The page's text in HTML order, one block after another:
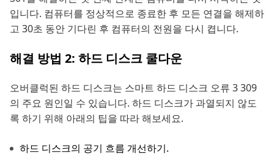
입니다. 컴퓨터를 정상적으로 종료한 후 모든 연결을 해제하
고 30초 동안 기다린 후 컴퓨터의 전원을 다시 켭니다.
해결 방법 2: 하드 디스크 쿨다운
오버클럭된 하드 디스크는 스마트 하드 디스크 오류 3 309
의 주요 원인일 수 있습니다. 하드 디스크가 과열되지 않도
록 하기 위해 아래의 팁을 따라 해보세요.
하드 디스크의 공기 흐름 개선하기.